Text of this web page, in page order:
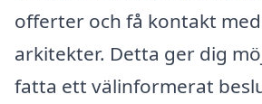
offerter och få kontakt
arkitekter. Detta ger dig
fatta ett välinformerat